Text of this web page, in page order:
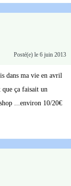
Posté(e) le 6 juin 2013
dans ma vie en avril
que ça faisait un
...environ 10/20€